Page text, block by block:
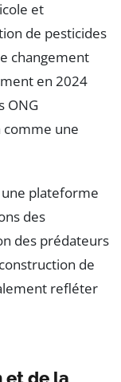
et
de pesticides
changement
en 2024
ONG
comme une
une plateforme
des
des prédateurs
de
refléter